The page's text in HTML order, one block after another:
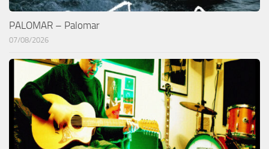
PALOMAR – Palomar
07/08/2026